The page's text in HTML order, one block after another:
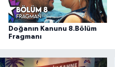
Doğanın Kanunu 8.Bölüm
Fragmanı